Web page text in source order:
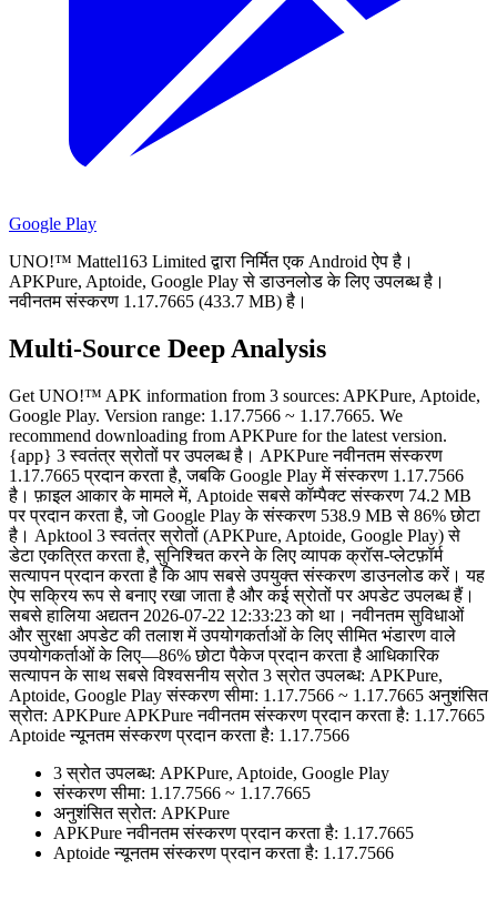
Google Play
UNO!™ Mattel163 Limited द्वारा निर्मित एक Android ऐप है।
APKPure, Aptoide, Google Play से डाउनलोड के लिए उपलब्ध है।
नवीनतम संस्करण 1.17.7665 (433.7 MB) है।
Multi-Source Deep Analysis
Get UNO!™ APK information from 3 sources: APKPure, Aptoide,
Google Play. Version range: 1.17.7566 ~ 1.17.7665. We
recommend downloading from APKPure for the latest version.
{app} 3 स्वतंत्र स्रोतों पर उपलब्ध है। APKPure नवीनतम संस्करण
1.17.7665 प्रदान करता है, जबकि Google Play में संस्करण 1.17.7566
है। फ़ाइल आकार के मामले में, Aptoide सबसे कॉम्पैक्ट संस्करण 74.2 MB
पर प्रदान करता है, जो Google Play के संस्करण 538.9 MB से 86% छोटा
है। Apktool 3 स्वतंत्र स्रोतों (APKPure, Aptoide, Google Play) से
डेटा एकत्रित करता है, सुनिश्चित करने के लिए व्यापक क्रॉस-प्लेटफ़ॉर्म
सत्यापन प्रदान करता है कि आप सबसे उपयुक्त संस्करण डाउनलोड करें। यह
ऐप सक्रिय रूप से बनाए रखा जाता है और कई स्रोतों पर अपडेट उपलब्ध हैं।
सबसे हालिया अद्यतन 2026-07-22 12:33:23 को था। नवीनतम सुविधाओं
और सुरक्षा अपडेट की तलाश में उपयोगकर्ताओं के लिए सीमित भंडारण वाले
उपयोगकर्ताओं के लिए—86% छोटा पैकेज प्रदान करता है आधिकारिक
सत्यापन के साथ सबसे विश्वसनीय स्रोत 3 स्रोत उपलब्ध: APKPure,
Aptoide, Google Play संस्करण सीमा: 1.17.7566 ~ 1.17.7665 अनुशंसित
स्रोत: APKPure APKPure नवीनतम संस्करण प्रदान करता है: 1.17.7665
Aptoide न्यूनतम संस्करण प्रदान करता है: 1.17.7566
3 स्रोत उपलब्ध: APKPure, Aptoide, Google Play
संस्करण सीमा: 1.17.7566 ~ 1.17.7665
अनुशंसित स्रोत: APKPure
APKPure नवीनतम संस्करण प्रदान करता है: 1.17.7665
Aptoide न्यूनतम संस्करण प्रदान करता है: 1.17.7566